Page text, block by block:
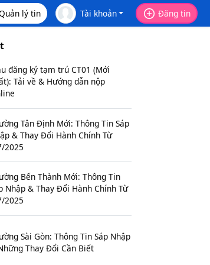
lý tin Tài khoản Đăng tin
đăng ký tạm trú CT01 (Mới
Tải về & Hướng dẫn nộp
Tân Định Mới: Thông Tin Sáp
& Thay Đổi Hành Chính Từ
2025
Bến Thành Mới: Thông Tin
Nhập & Thay Đổi Hành Chính Từ
2025
Sài Gòn: Thông Tin Sáp Nhập
Thay Đổi Cần Biết